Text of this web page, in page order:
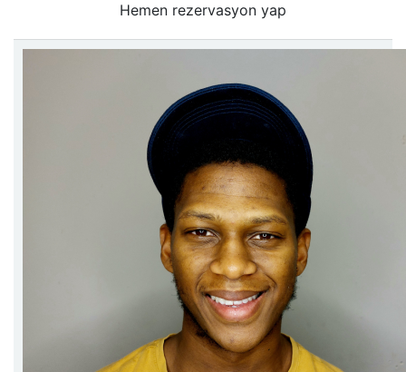
Hemen rezervasyon yap